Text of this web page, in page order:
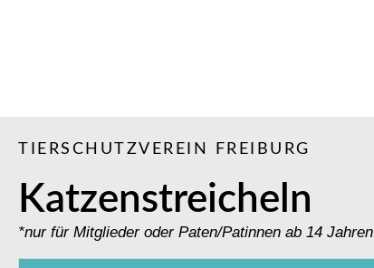
TIERSCHUTZVEREIN FREIBURG
Katzenstreicheln
*nur für Mitglieder oder Paten/Patinnen ab 14 Jahren